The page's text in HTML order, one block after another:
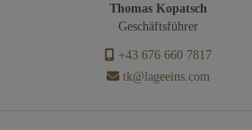
Thomas Kopatsch
Geschäftsführer
+43 676 660 7817
tk@lageeins.com